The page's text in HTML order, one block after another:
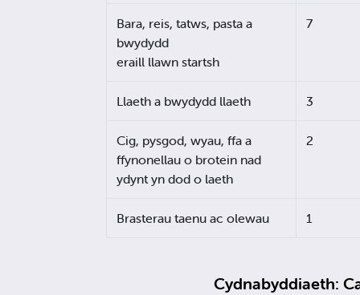
Bara, reis, tatws, pasta a
bwydydd
eraill llawn startsh
7
Llaeth a bwydydd llaeth 3
Cig, pysgod, wyau, ffa a
ffynonellau o brotein nad
ydynt yn dod o laeth
2
Brasterau taenu ac olewau 1
Cydnabyddiaeth: